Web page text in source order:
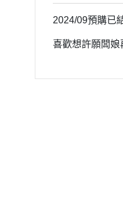
2024/09預購已
喜歡想許願闆娘